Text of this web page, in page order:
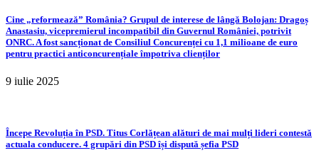
Cine „reformează” România? Grupul de interese de lângă Bolojan: Dragoș
Anastasiu, vicepremierul incompatibil din Guvernul României, potrivit
ONRC. A fost sancționat de Consiliul Concurenței cu 1,1 milioane de euro
pentru practici anticoncurențiale împotriva clienților
9 iulie 2025
Începe Revoluția în PSD. Titus Corlățean alături de mai mulți lideri contestă
actuala conducere. 4 grupări din PSD își dispută șefia PSD